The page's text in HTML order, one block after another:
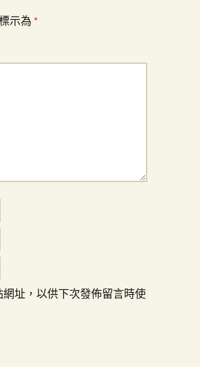
示為 *
址，以供下次發佈留言時使